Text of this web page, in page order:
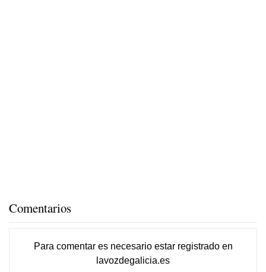
Comentarios
Para comentar es necesario estar registradoen
lavozdegalicia.es